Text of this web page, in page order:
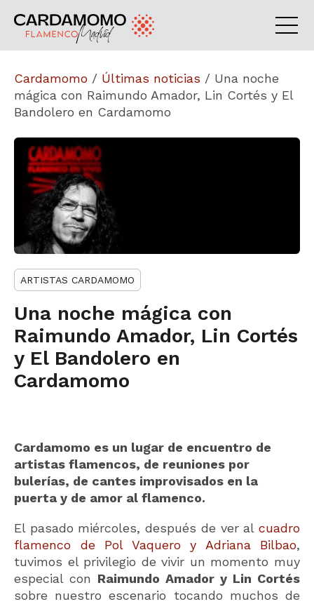
Cardamomo / Últimas noticias / Una noche
mágica con Raimundo Amador, Lin Cortés y El
Bandolero en Cardamomo
ARTISTAS CARDAMOMO
Una noche mágica con
Raimundo Amador, Lin Cortés
y El Bandolero en
Cardamomo
Cardamomo es un lugar de encuentro de
artistas flamencos, de reuniones por
bulerías, de cantes improvisados en la
puerta y de amor al flamenco.
El pasado miércoles, después de ver al cuadro
flamenco de Pol Vaquero y Adriana Bilbao,
tuvimos el privilegio de vivir un momento muy
especial con Raimundo Amador y Lin Cortés
sobre nuestro escenario tocando muchos de